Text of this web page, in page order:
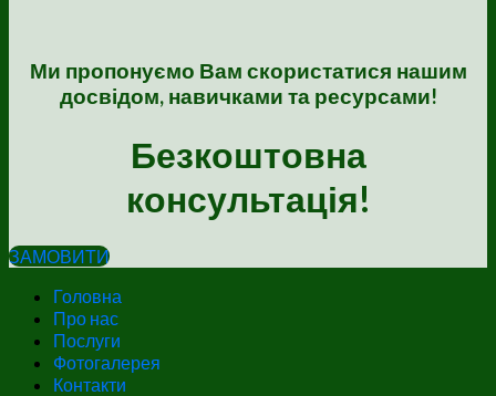
Ми пропонуємо Вам скористатися нашим
досвідом, навичками та ресурсами!
Безкоштовна
консультація!
ЗАМОВИТИ
Головна
Про нас
Послуги
Фотогалерея
Контакти